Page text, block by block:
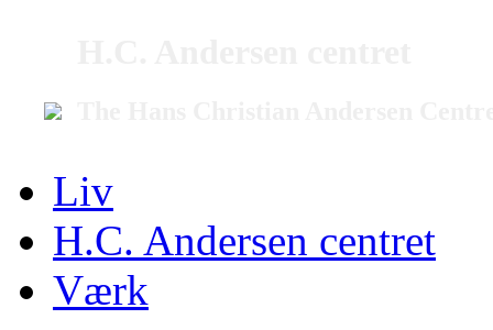
Liv
H.C. Andersen centret
Værk